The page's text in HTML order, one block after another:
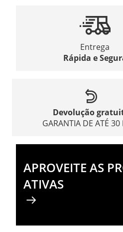
Entrega
Rápida e
Devolução
GARANTIA DE ATÉ 30
APROVEITE AS
ATIVAS